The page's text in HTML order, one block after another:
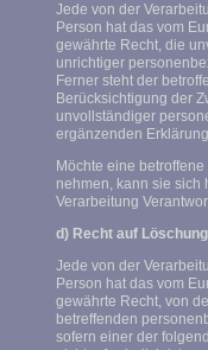
Jede von der
Person hat das vom
gewährte Recht, die
unrichtiger
Ferner steht der
Berücksichtigung der
unvollständiger
ergänzenden
Möchte eine
nehmen, kann sie sich
Verarbeitung
d) Recht auf
Jede von der
Person hat das vom
gewährte Recht, von
betreffenden
sofern einer der